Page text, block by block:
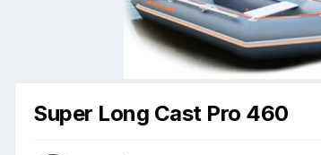
Super Long Cast Pro 460